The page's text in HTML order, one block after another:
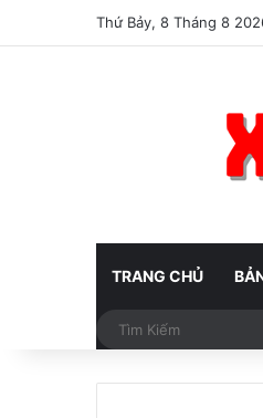
Thứ Bảy, 8 Tháng 8
TRANG CHỦ